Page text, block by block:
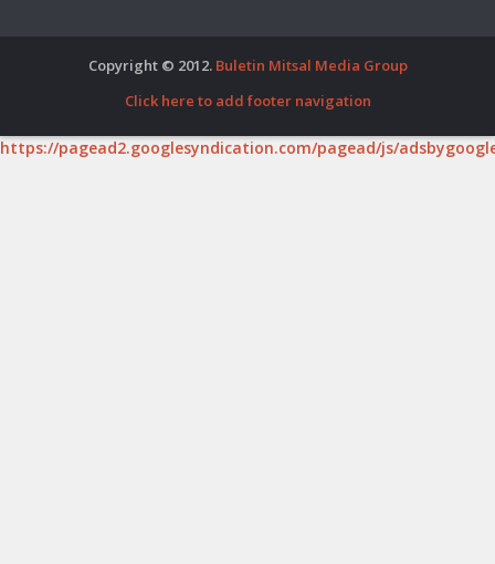
Copyright © 2012. Buletin Mitsal Media Group
Click here to add footer navigation
https://pagead2.googlesyndication.com/pagead/js/